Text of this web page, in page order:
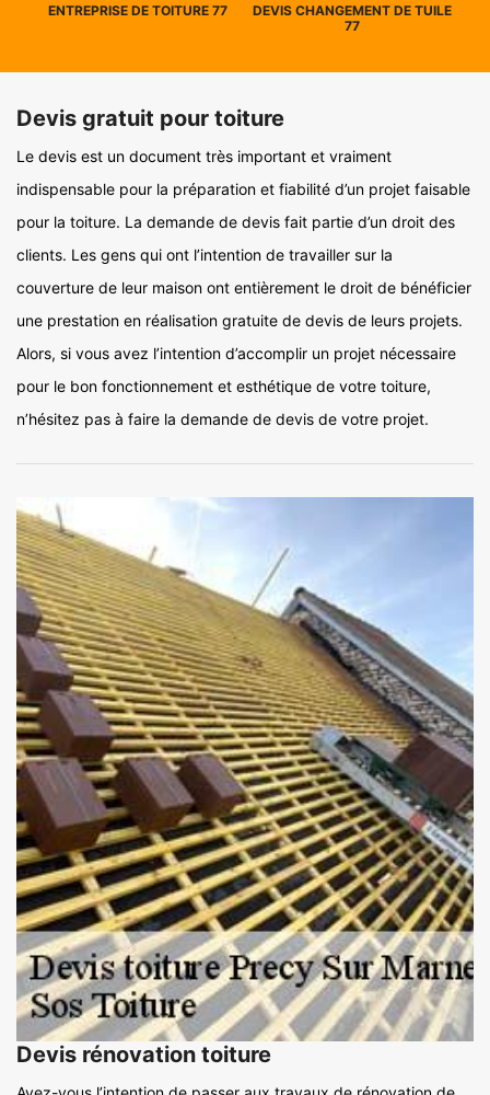
ENTREPRISE DE TOITURE 77
DEVIS CHANGEMENT DE TUILE
77
Devis gratuit pour toiture
Le devis est un document très important et vraiment
indispensable pour la préparation et fiabilité d’un projet faisable
pour la toiture. La demande de devis fait partie d’un droit des
clients. Les gens qui ont l’intention de travailler sur la
couverture de leur maison ont entièrement le droit de bénéficier
une prestation en réalisation gratuite de devis de leurs projets.
Alors, si vous avez l’intention d’accomplir un projet nécessaire
pour le bon fonctionnement et esthétique de votre toiture,
n’hésitez pas à faire la demande de devis de votre projet.
Devis rénovation toiture